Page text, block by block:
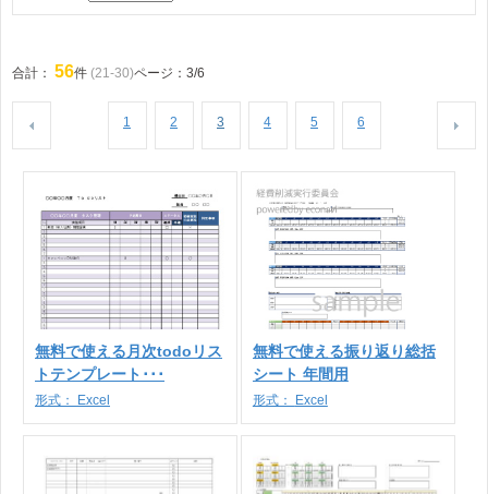
合計： 56件 (21-30)ページ：3/6
1 2 3 4 5 6
無料で使える月次todoリス
トテンプレート･･･
形式： Excel
無料で使える振り返り総括
シート 年間用
形式： Excel